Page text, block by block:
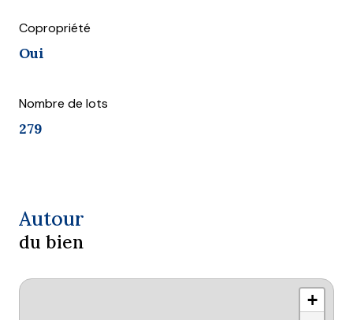
Copropriété
Oui
Nombre de lots
279
Autour
du bien
+